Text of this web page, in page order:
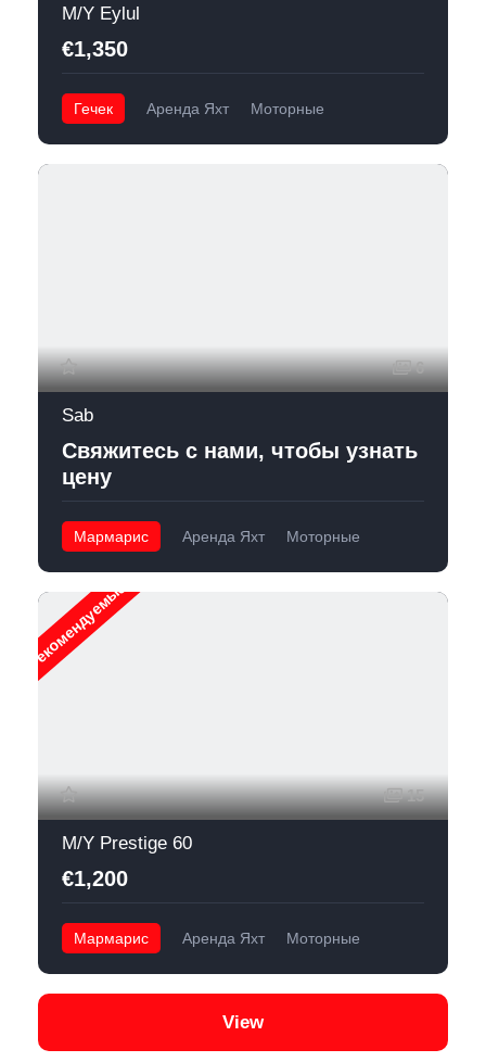
M/Y Eylul
€1,350
Гечек Аренда Яхт Моторные
6
Sab
Свяжитесь с нами, чтобы узнать
цену
Мармарис Аренда Яхт Моторные
Рекомендуемые
15
M/Y Prestige 60
€1,200
Мармарис Аренда Яхт Моторные
View